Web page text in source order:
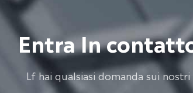
Entra In
Lf hai qualsiasi domanda sui